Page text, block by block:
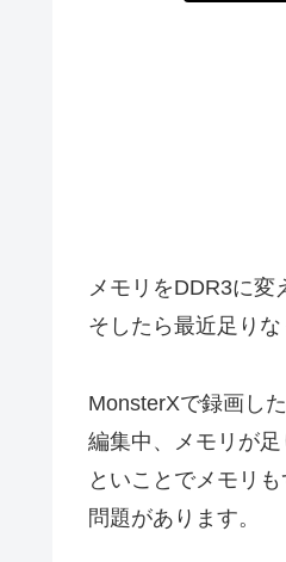
メモリをDDR3に変
そしたら最近足りな
MonsterXで録画し
編集中、メモリが
といことでメモリ
問題があります。